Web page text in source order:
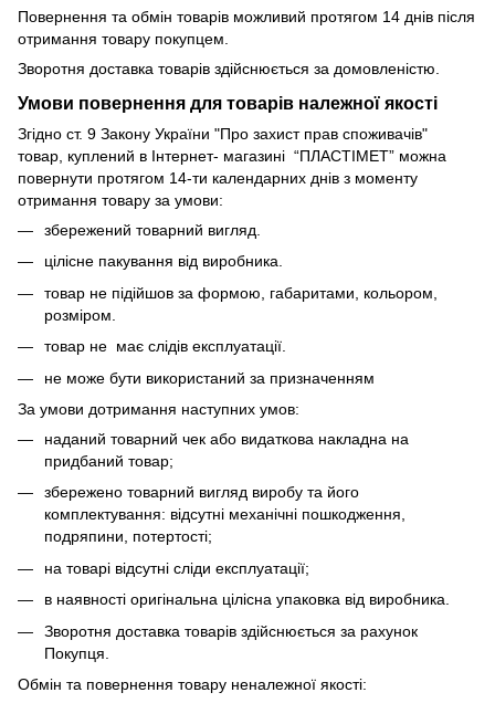
Повернення та обмін товарів можливий протягом 14 днів після
отримання товару покупцем.
Зворотня доставка товарів здійснюється за домовленістю.
Умови повернення для товарів належної якості
Згідно ст. 9 Закону України "Про захист прав споживачів"
товар, куплений в Інтернет- магазині “ПЛАСТІМЕТ” можна
повернути протягом 14-ти календарних днів з моменту
отримання товару за умови:
збережений товарний вигляд.
цілісне пакування від виробника.
товар не підійшов за формою, габаритами, кольором,
розміром.
товар не має слідів експлуатації.
не може бути використаний за призначенням
За умови дотримання наступних умов:
наданий товарний чек або видаткова накладна на
придбаний товар;
збережено товарний вигляд виробу та його
комплектування: відсутні механічні пошкодження,
подряпини, потертості;
на товарі відсутні сліди експлуатації;
в наявності оригінальна цілісна упаковка від виробника.
Зворотня доставка товарів здійснюється за рахунок
Покупця.
Обмін та повернення товару неналежної якості: